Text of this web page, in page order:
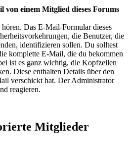
von einem Mitglied dieses Forums
Das E-Mail-Formular dieses
die Benutzer, die
identifizieren sollen. Du solltest
komplette E-Mail, die du bekommen
ist es ganz wichtig, die Kopfzeilen
Diese enthalten Details über den
verschickt hat. Der Administrator
reagieren.
Mitglieder